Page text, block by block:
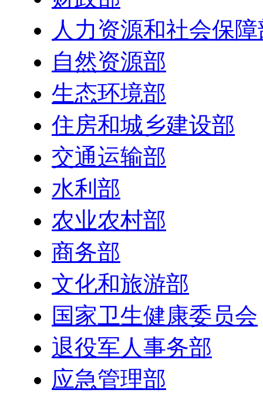
人力资源和社会保
自然资源部
生态环境部
住房和城乡建设部
交通运输部
水利部
农业农村部
商务部
文化和旅游部
国家卫生健康委员会
退役军人事务部
应急管理部